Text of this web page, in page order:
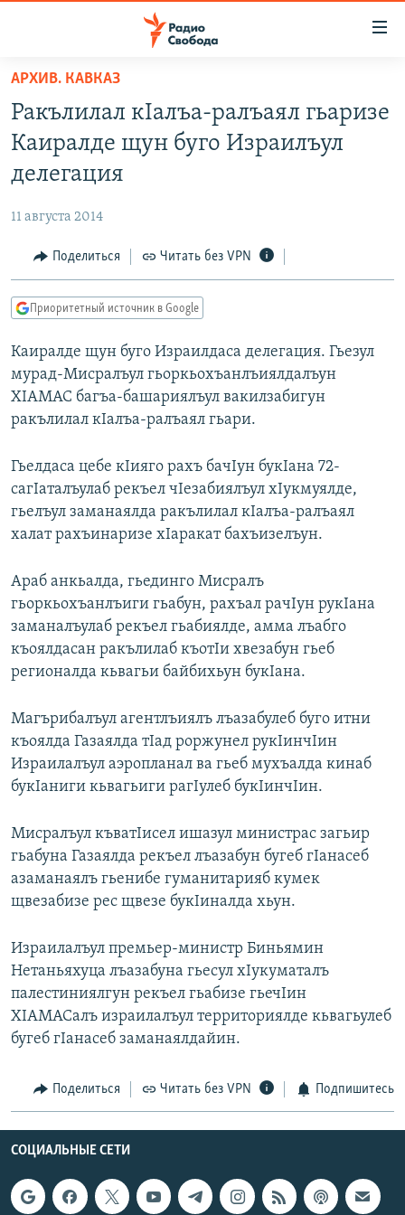
упрощенного
доступа
Вернуться
основному
Вернутся
Вернутся
поиску
АВТОРСКИЕ ПРОЕКТЫ
МНЕНИЯ
КУЛЬТУРА
КАВКАЗ.РЕАЛИИ
СЕВЕР.РЕАЛИИ
СИБИРЬ.РЕАЛИИ
РАСПИСАНИЕ ВЕЩАНИЯ
ПОДПИШИТЕСЬ НА РАССЫЛКУ
СОЦИАЛЬНЫЕ СЕТИ
Все сайты РСЕ/РС
АРХИВ. КАВКАЗ
Ракълилал кIалъа-ралъаял гьаризе
Каиралде щун буго Израилъул
делегация
11 августа 2014
Поделиться Читать без VPN
Приоритетный источник в Google
Каиралде щун буго Израилдаса делегация. Гьезул
мурад-Мисралъул гьоркьохъанлъиялдалъун
ХIАМАС багъа-башариялъул вакилзабигун
ракълилал кIалъа-ралъаял гьари.
Гьелдаса цебе кIияго рахъ бачIун букIана 72-
сагIаталъулаб рекъел чIезабиялъул хIукмуялде,
гьелъул заманаялда ракълилал кIалъа-ралъаял
халат рахъинаризе хIаракат бахъизелъун.
Араб анкьалда, гьединго Мисралъ
гьоркьохъанлъиги гьабун, рахъал рачIун рукIана
заманалъулаб рекъел гьабиялде, амма лъабго
къоялдасан ракълилаб къотIи хвезабун гьеб
регионалда кьвагьи байбихьун букIана.
Магърибалъул агентлъиялъ лъазабулеб буго итни
къоялда Газаялда тIад роржунел рукIинчIин
Израилалъул аэропланал ва гьеб мухъалда кинаб
букIаниги кьвагьиги рагIулеб букIинчIин.
Мисралъул къватIисел ишазул министрас загьир
гьабуна Газаялда рекъел лъазабун бугеб гIанасеб
азаманаялъ гьенибе гуманитарияб кумек
щвезабизе рес щвезе букIиналда хьун.
Израилалъул премьер-министр Биньямин
Нетаньяхуца лъазабуна гьесул хIукуматалъ
палестиниялгун рекъел гьабизе гьечIин
ХIАМАСалъ израилалъул территориялде кьвагьулеб
бугеб гIанасеб заманаялдайин.
Поделиться Читать без VPN Подпишитесь
СОЦИАЛЬНЫЕ СЕТИ